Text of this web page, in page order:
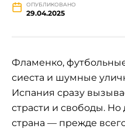
ОПУБЛИКОВАНО
29.04.2025
Фламенко,
сиеста и шумные
Испания сразу
страсти и свободы. Но
страна — прежде